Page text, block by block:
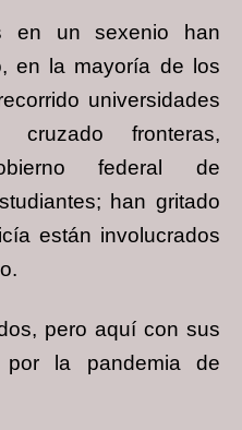
en un sexenio han
en la mayoría de los
universidades
fronteras,
federal de
han gritado
están involucrados
pero aquí con sus
por la pandemia de